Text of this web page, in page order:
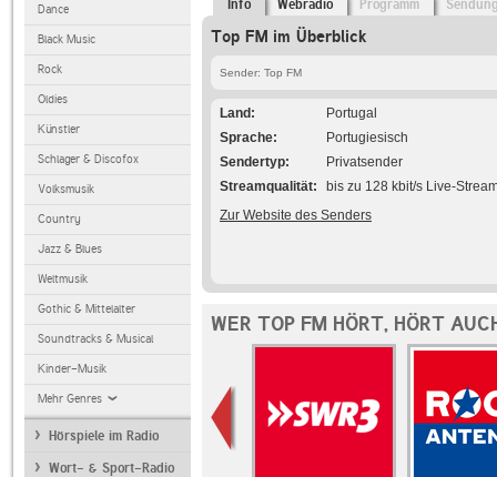
Dance
Black Music
Rock
Oldies
Künstler
Schlager & Discofox
Volksmusik
Country
Jazz & Blues
Weltmusik
Gothic & Mittelalter
Soundtracks & Musical
Kinder-Musik
Mehr Genres
Hörspiele im Radio
Wort- & Sport-Radio
Info Webradio Programm
Top FM im Überblick
Sender: Top FM
Land
Portugal
Sprache
Portugiesisch
Sendertyp
Privatsender
Streamqualität
bis zu 128 kbit/s Live-
Zur Website des Senders
WER TOP FM HÖRT, HÖRT